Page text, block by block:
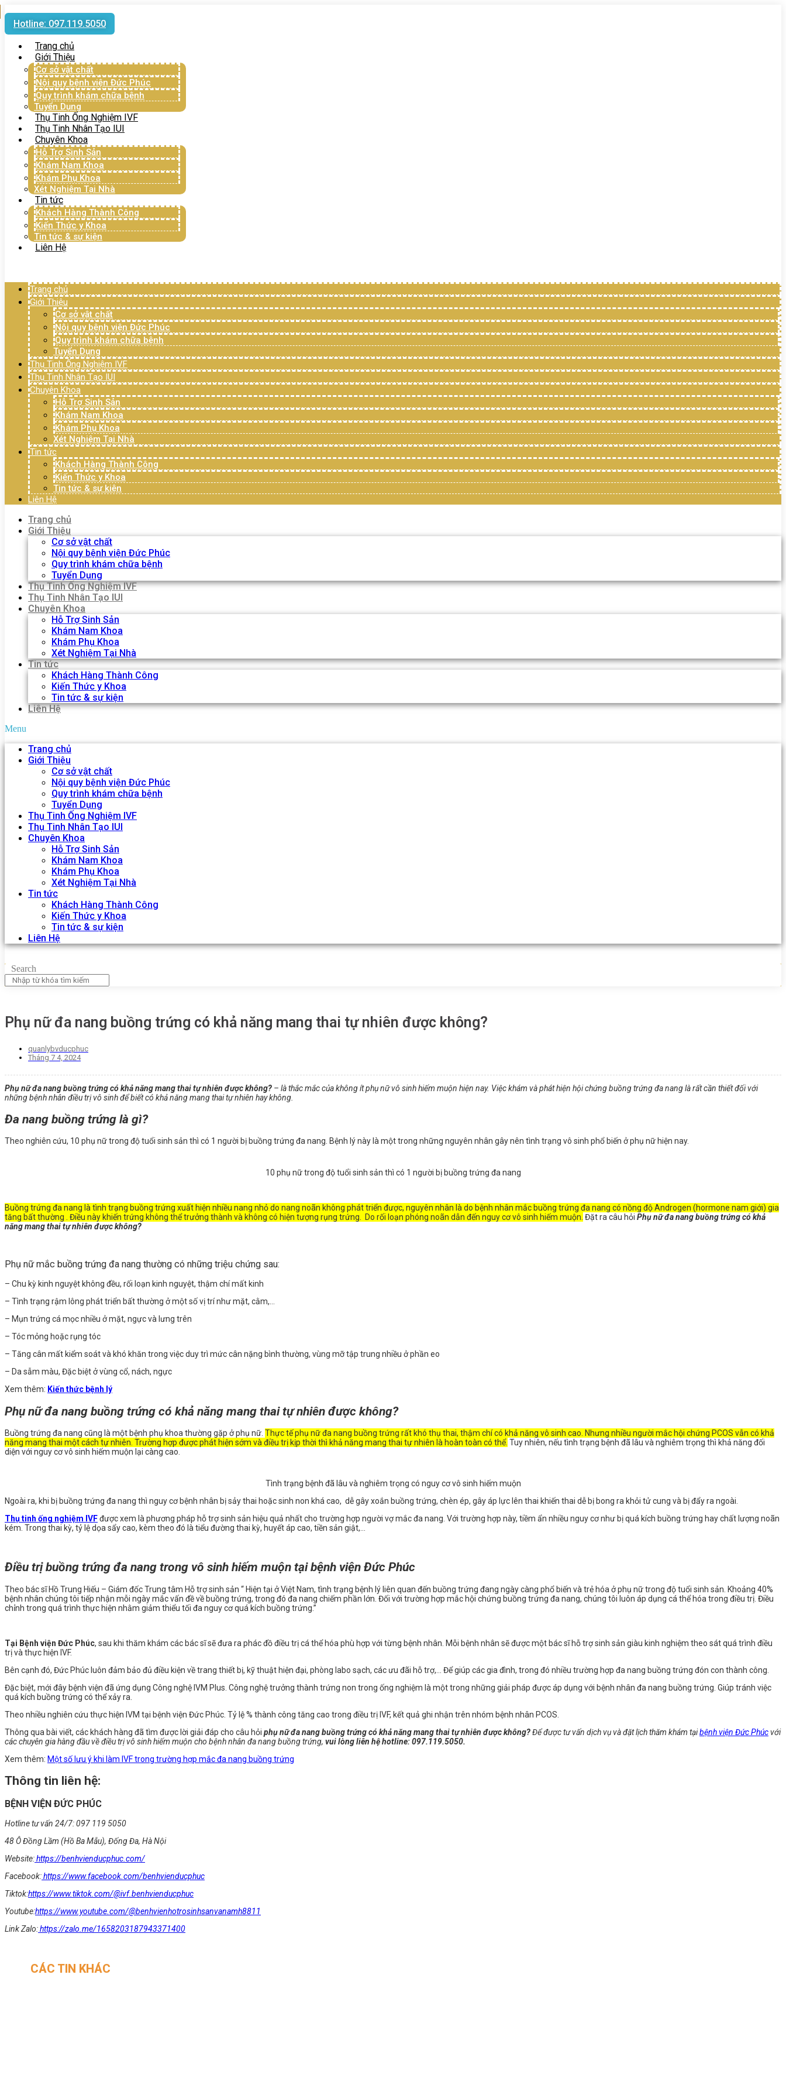
Hotline: 097.119.5050
Trang chủ
Giới Thiệu
Cơ sở vật chất
Nội quy bệnh viện Đức Phúc
Quy trình khám chữa bệnh
Tuyển Dụng
Thụ Tinh Ống Nghiệm IVF
Thụ Tinh Nhân Tạo IUI
Chuyên Khoa
Hỗ Trợ Sinh Sản
Khám Nam Khoa
Khám Phụ Khoa
Xét Nghiệm Tại Nhà
Tin tức
Khách Hàng Thành Công
Kiến Thức y Khoa
Tin tức & sự kiện
Liên Hệ
Trang chủ
Giới Thiệu
Cơ sở vật chất
Nội quy bệnh viện Đức Phúc
Quy trình khám chữa bệnh
Tuyển Dụng
Thụ Tinh Ống Nghiệm IVF
Thụ Tinh Nhân Tạo IUI
Chuyên Khoa
Hỗ Trợ Sinh Sản
Khám Nam Khoa
Khám Phụ Khoa
Xét Nghiệm Tại Nhà
Tin tức
Khách Hàng Thành Công
Kiến Thức y Khoa
Tin tức & sự kiện
Liên Hệ
Trang chủ
Giới Thiệu
Cơ sở vật chất
Nội quy bệnh viện Đức Phúc
Quy trình khám chữa bệnh
Tuyển Dụng
Thụ Tinh Ống Nghiệm IVF
Thụ Tinh Nhân Tạo IUI
Chuyên Khoa
Hỗ Trợ Sinh Sản
Khám Nam Khoa
Khám Phụ Khoa
Xét Nghiệm Tại Nhà
Tin tức
Khách Hàng Thành Công
Kiến Thức y Khoa
Tin tức & sự kiện
Liên Hệ
Menu
Trang chủ
Giới Thiệu
Cơ sở vật chất
Nội quy bệnh viện Đức Phúc
Quy trình khám chữa bệnh
Tuyển Dụng
Thụ Tinh Ống Nghiệm IVF
Thụ Tinh Nhân Tạo IUI
Chuyên Khoa
Hỗ Trợ Sinh Sản
Khám Nam Khoa
Khám Phụ Khoa
Xét Nghiệm Tại Nhà
Tin tức
Khách Hàng Thành Công
Kiến Thức y Khoa
Tin tức & sự kiện
Liên Hệ
Search
Phụ nữ đa nang buồng trứng có khả năng mang thai tự nhiên được không?
quanlybvducphuc
Tháng 7 4, 2024
Phụ nữ đa nang buồng trứng có khả năng mang thai tự nhiên được không? – là thắc mắc của không ít phụ nữ vô sinh hiếm muộn hiện nay. Việc khám và phát hiện hội chứng buồng trứng đa nang là rất cần thiết đối với
những bệnh nhân điều trị vô sinh để biết có khả năng mang thai tự nhiên hay không.
Đa nang buồng trứng là gì?
Theo nghiên cứu, 10 phụ nữ trong độ tuổi sinh sản thì có 1 người bị buồng trứng đa nang. Bệnh lý này là một trong những nguyên nhân gây nên tình trạng vô sinh phổ biến ở phụ nữ hiện nay.
10 phụ nữ trong độ tuổi sinh sản thì có 1 người bị buồng trứng đa nang
Buồng trứng đa nang là tình trạng buồng trứng xuất hiện nhiều nang nhỏ do nang noãn không phát triển được, nguyên nhân là do bệnh nhân mắc buồng trứng đa nang có nồng độ Androgen (hormone nam giới) gia
tăng bất thường . Điều này khiến trứng không thể trưởng thành và không có hiện tượng rụng trứng. Do rối loạn phóng noãn dẫn đến nguy cơ vô sinh hiếm muộn. Đặt ra câu hỏi Phụ nữ đa nang buồng trứng có khả
năng mang thai tự nhiên được không?
Phụ nữ mắc buồng trứng đa nang thường có những triệu chứng sau:
– Chu kỳ kinh nguyệt không đều, rối loạn kinh nguyệt, thậm chí mất kinh
– Tình trạng rậm lông phát triển bất thường ở một số vị trí như mặt, cằm,…
– Mụn trứng cá mọc nhiều ở mặt, ngực và lưng trên
– Tóc mỏng hoặc rụng tóc
– Tăng cân mất kiểm soát và khó khăn trong việc duy trì mức cân nặng bình thường, vùng mỡ tập trung nhiều ở phần eo
– Da sẫm màu, Đặc biệt ở vùng cổ, nách, ngực
Xem thêm: Kiến thức bệnh lý
Phụ nữ đa nang buồng trứng có khả năng mang thai tự nhiên được không?
Buồng trứng đa nang cũng là một bệnh phụ khoa thường gặp ở phụ nữ. Thực tế phụ nữ đa nang buồng trứng rất khó thụ thai, thậm chí có khả năng vô sinh cao. Nhưng nhiều người mắc hội chứng PCOS vẫn có khả
năng mang thai một cách tự nhiên. Trường hợp được phát hiện sớm và điều trị kịp thời thì khả năng mang thai tự nhiên là hoàn toàn có thể. Tuy nhiên, nếu tình trạng bệnh đã lâu và nghiêm trọng thì khả năng đối
diện với nguy cơ vô sinh hiếm muộn lại càng cao.
Tình trạng bệnh đã lâu và nghiêm trọng có nguy cơ vô sinh hiếm muộn
Ngoài ra, khi bị buồng trứng đa nang thì nguy cơ bệnh nhân bị sảy thai hoặc sinh non khá cao, dễ gây xoắn buồng trứng, chèn ép, gây áp lực lên thai khiến thai dễ bị bong ra khỏi tử cung và bị đẩy ra ngoài.
Thụ tinh ống nghiệm IVFđược xem là phương pháp hỗ trợ sinh sản hiệu quả nhất cho trường hợp người vợ mắc đa nang. Với trường hợp này, tiềm ẩn nhiều nguy cơ như bị quá kích buồng trứng hay chất lượng noãn
kém. Trong thai kỳ, tỷ lệ dọa sẩy cao, kèm theo đó là tiểu đường thai kỳ, huyết áp cao, tiền sản giật,…
Điều trị buồng trứng đa nang trong vô sinh hiếm muộn tại bệnh viện Đức Phúc
Theo bác sĩ Hồ Trung Hiếu – Giám đốc Trung tâm Hỗ trợ sinh sản “ Hiện tại ở Việt Nam, tình trạng bệnh lý liên quan đến buồng trứng đang ngày càng phổ biến và trẻ hóa ở phụ nữ trong độ tuổi sinh sản. Khoảng 40%
bệnh nhân chúng tôi tiếp nhận mỗi ngày mắc vấn đề về buồng trứng, trong đó đa nang chiếm phần lớn. Đối với trường hợp mắc hội chứng buồng trứng đa nang, chúng tôi luôn áp dụng cá thể hóa trong điều trị. Điều
chỉnh trong quá trình thực hiện nhằm giảm thiểu tối đa nguy cơ quá kích buồng trứng.”
Tại Bệnh viện Đức Phúc, sau khi thăm khám các bác sĩ sẽ đưa ra phác đồ điều trị cá thể hóa phù hợp với từng bệnh nhân. Mỗi bệnh nhân sẽ được một bác sĩ hỗ trợ sinh sản giàu kinh nghiệm theo sát quá trình điều
trị và thực hiện IVF.
Bên cạnh đó, Đức Phúc luôn đảm bảo đủ điều kiện về trang thiết bị, kỹ thuật hiện đại, phòng labo sạch, các ưu đãi hỗ trợ,… Để giúp các gia đình, trong đó nhiều trường hợp đa nang buồng trứng đón con thành công.
Đặc biệt, mới đây bệnh viện đã ứng dụng Công nghệ IVM Plus. Công nghệ trưởng thành trứng non trong ống nghiệm là một trong những giải pháp được áp dụng với bệnh nhân đa nang buồng trứng. Giúp tránh việc
quá kích buồng trứng có thể xảy ra.
Theo nhiều nghiên cứu thực hiện IVM tại bệnh viện Đức Phúc. Tỷ lệ % thành công tăng cao trong điều trị IVF, kết quả ghi nhận trên nhóm bệnh nhân PCOS.
Thông qua bài viết, các khách hàng đã tìm được lời giải đáp cho câu hỏi phụ nữ đa nang buồng trứng có khả năng mang thai tự nhiên được không?Để được tư vấn dịch vụ và đặt lịch thăm khám tạibệnh viện Đức Phúcvới
các chuyên gia hàng đầu về điều trị vô sinh hiếm muộn cho bệnh nhân đa nang buồng trứng, vui lòng liên hệ hotline: 097.119.5050.
Xem thêm: Một số lưu ý khi làm IVF trong trường hợp mắc đa nang buồng trứng
Thông tin liên hệ:
BỆNH VIỆN ĐỨC PHÚC
Hotline tư vấn 24/7: 097 119 5050
48 Ô Đồng Lầm (Hồ Ba Mẫu), Đống Đa, Hà Nội
Website:https://benhvienducphuc.com/
Facebook:https://www.facebook.com/benhvienducphuc
Tiktok:https://www.tiktok.com/@ivf.benhvienducphuc
Youtube:https://www.youtube.com/@benhvienhotrosinhsanvanamh8811
Link Zalo:https://zalo.me/1658203187943371400
CÁC TIN KHÁC